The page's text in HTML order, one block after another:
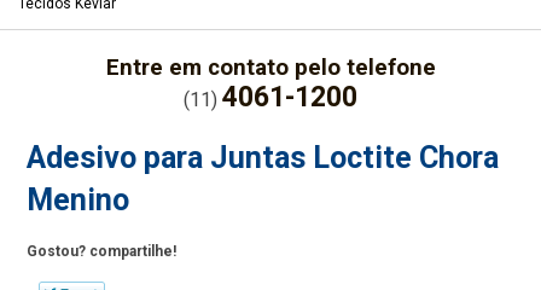
Tecidos Kevlar
Entre em contato pelo telefone
(11) 4061-1200
Adesivo para Juntas Loctite Chora
Menino
Gostou? compartilhe!